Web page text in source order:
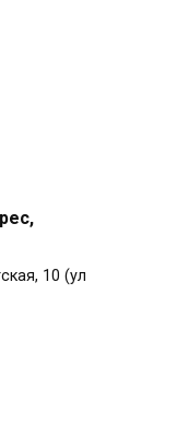
10 (ул